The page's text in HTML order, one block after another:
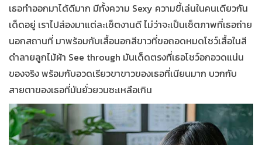
เธอทำออกมาได้ดีมาก มีทั้งความ Sexy ความขี้เล่นในคนเดียวกัน
เด็ดอยู่ เราไปส่องมาแต่ละเซ็ตงานดี ไม่ว่าจะเป็นเซ็ตภาพที่เธอถ่าย
นอกสถานที่ มาพร้อมกับเสื้อนอกสีขาวที่ขอถอดหมดโชว์เสื้อในสี
ดำลายลูกไม้ผ้า See through มันเด็ดตรงที่เธอโชว์อกอวดแน่น
ของจริง พร้อมกับอวดเรียวขาขาวของเธอที่เนียนมาก บวกกับ
สายตาของเธอที่มันยั่วยวนซะเหลือเกิน